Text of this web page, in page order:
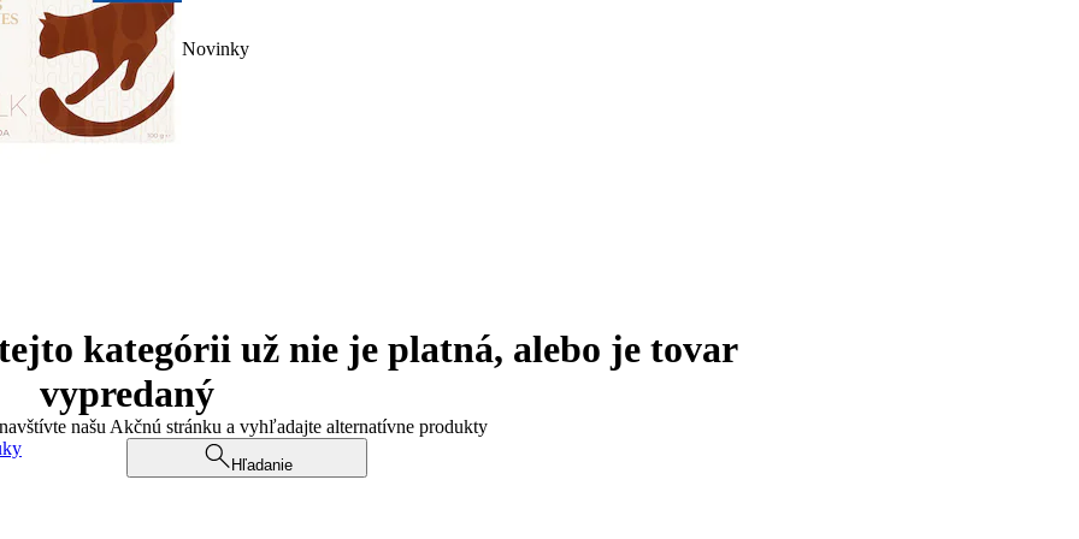
Novinky
kategórii už nie je platná, alebo je tovar
vypredaný
našu Akčnú stránku a vyhľadajte alternatívne produkty
Hľadanie